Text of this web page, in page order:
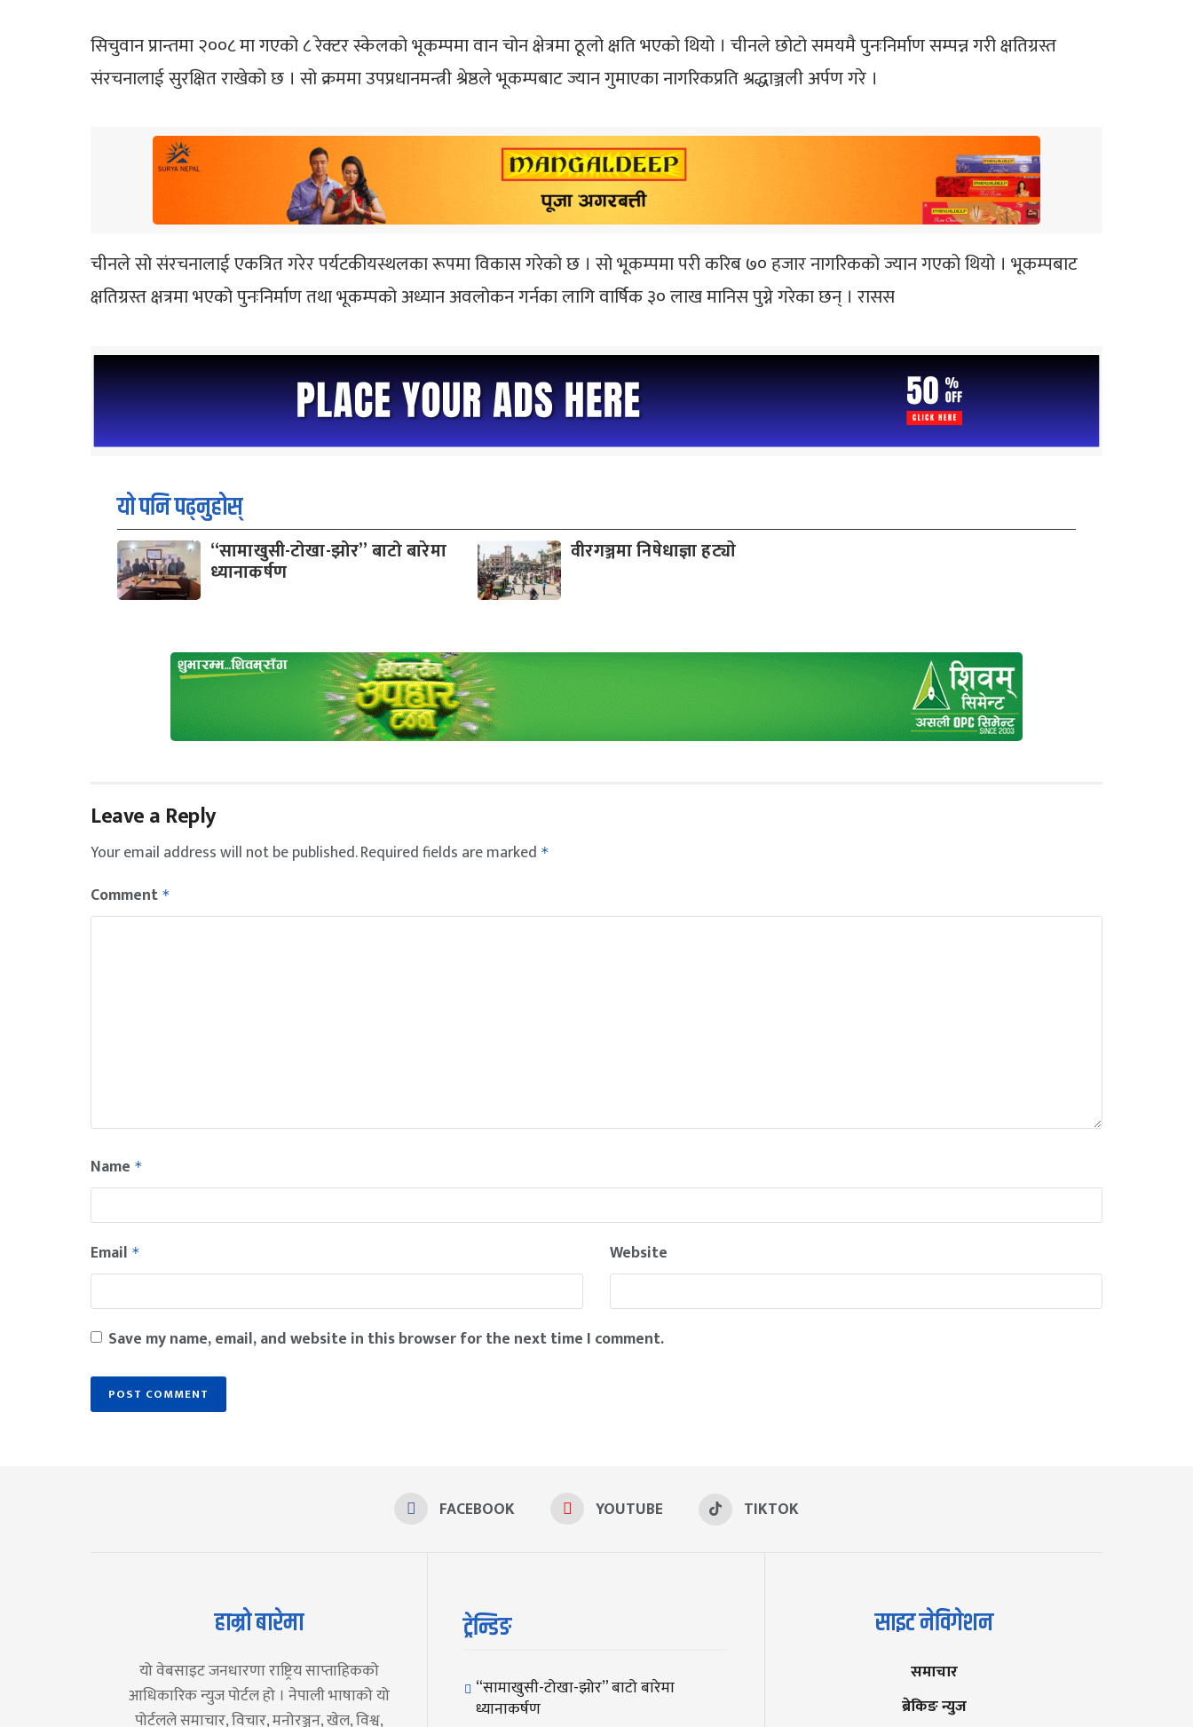
सिचुवान प्रान्तमा २००८ मा गएको ८ रेक्टर स्केलको भूकम्पमा वान चोन क्षेत्रमा ठूलो क्षति भएको थियो । चीनले छोटो समयमै पुनःनिर्माण सम्पन्न गरी क्षतिग्रस्त
संरचनालाई सुरक्षित राखेको छ । सो क्रममा उपप्रधानमन्त्री श्रेष्ठले भूकम्पबाट ज्यान गुमाएका नागरिकप्रति श्रद्धाञ्जली अर्पण गरे ।
चीनले सो संरचनालाई एकत्रित गरेर पर्यटकीयस्थलका रूपमा विकास गरेको छ । सो भूकम्पमा परी करिब ७० हजार नागरिकको ज्यान गएको थियो । भूकम्पबाट
क्षतिग्रस्त क्षत्रमा भएको पुनःनिर्माण तथा भूकम्पको अध्यान अवलोकन गर्नका लागि वार्षिक ३० लाख मानिस पुग्ने गरेका छन् । रासस
यो पनि पढ्नुहोस्
“सामाखुसी-टोखा-झोर” बाटो बारेमा
ध्यानाकर्षण
वीरगञ्जमा निषेधाज्ञा हट्याे
Leave a Reply
Your email address will not be published.Required fields are marked *
Comment *
Name *
Email * Website
Save my name, email, and website in this browser for the next time I comment.
FACEBOOK YOUTUBE TIKTOK
हाम्रो बारेमा
यो वेबसाइट जनधारणा राष्ट्रिय साप्ताहिकको
आधिकारिक न्युज पोर्टल हो । नेपाली भाषाको यो
पोर्टलले समाचार, विचार, मनोरञ्जन, खेल, विश्व,
ट्रेन्डिङ
“सामाखुसी-टोखा-झोर” बाटो बारेमा
ध्यानाकर्षण
साइट नेविगेशन
समाचार
ब्रेकिङ न्युज